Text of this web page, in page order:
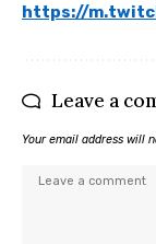
https://
Leave a
Your email address will